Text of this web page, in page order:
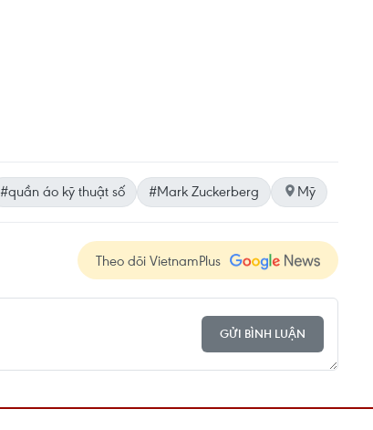
#quần áo kỹ thuật số #Mark Zuckerberg Mỹ
Theo dõi VietnamPlus
GỬI BÌNH LUẬN